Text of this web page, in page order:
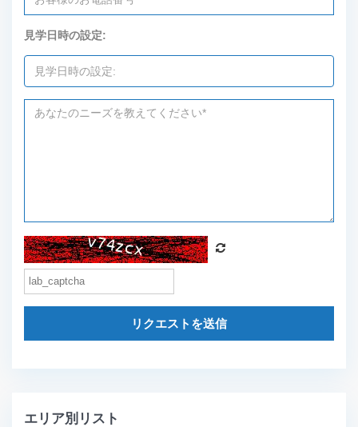
見学日時の設定:
リクエストを送信
エリア別リスト